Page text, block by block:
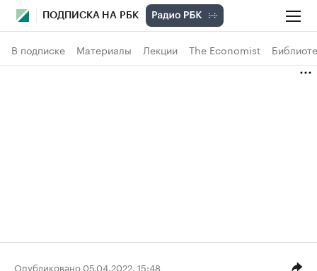
ПОДПИСКА НА РБК
В подписке Материалы Лекции The Economist
Опубликовано 05.04.2022, 15:48